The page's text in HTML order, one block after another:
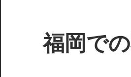
テ
ン
福岡で